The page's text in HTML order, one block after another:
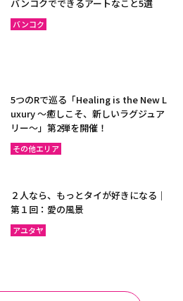
バンコクでできるアートなこと5選
バンコク
5つのRで巡る「Healing is the New L
uxury ～癒しこそ、新しいラグジュア
リー〜」第2弾を開催！
その他エリア
２人なら、もっとタイが好きになる｜
第１回：愛の風景
アユタヤ